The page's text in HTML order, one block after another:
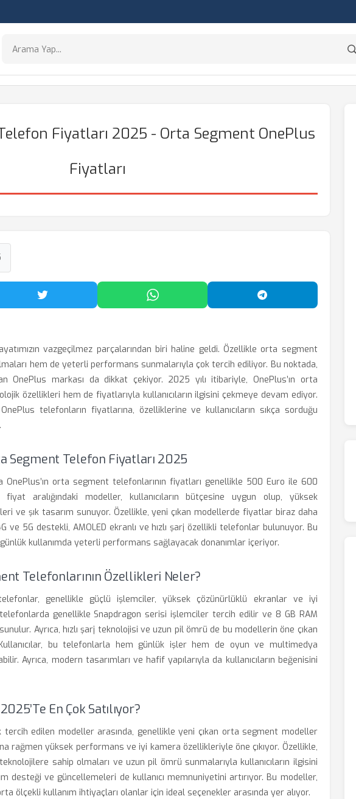
Fiyatları 2025 - Orta Segment OnePlus
Fiyatları
Twitter'da Paylaş WhatsApp'ta Paylaş Telegram'da Paylaş
vazgeçilmez parçalarından biri haline geldi. Özellikle orta segment
hem de yeterli performans sunmalarıyla çok tercih ediliyor. Bu noktada,
OnePlus markası da dikkat çekiyor. 2025 yılı itibariyle, OnePlus’ın orta
özellikleri hem de fiyatlarıyla kullanıcıların ilgisini çekmeye devam ediyor.
telefonların fiyatlarına, özelliklerine ve kullanıcıların sıkça sorduğu
Segment Telefon Fiyatları 2025
OnePlus’ın orta segment telefonlarının fiyatları genellikle 500 Euro ile 600
aralığındaki modeller, kullanıcıların bütçesine uygun olup, yüksek
ve şık tasarım sunuyor. Özellikle, yeni çıkan modellerde fiyatlar biraz daha
ve 5G destekli, AMOLED ekranlı ve hızlı şarj özellikli telefonlar bulunuyor. Bu
kullanımda yeterli performans sağlayacak donanımlar içeriyor.
Telefonlarının Özellikleri Neler?
genellikle güçlü işlemciler, yüksek çözünürlüklü ekranlar ve iyi
telefonlarda genellikle Snapdragon serisi işlemciler tercih edilir ve 8 GB RAM
Ayrıca, hızlı şarj teknolojisi ve uzun pil ömrü de bu modellerin öne çıkan
bu telefonlarla hem günlük işler hem de oyun ve multimedya
Ayrıca, modern tasarımları ve hafif yapılarıyla da kullanıcıların beğenisini
En Çok Satılıyor?
tercih edilen modeller arasında, genellikle yeni çıkan orta segment modeller
rağmen yüksek performans ve iyi kamera özellikleriyle öne çıkıyor. Özellikle,
sahip olmaları ve uzun pil ömrü sunmalarıyla kullanıcıların ilgisini
desteği ve güncellemeleri de kullanıcı memnuniyetini artırıyor. Bu modeller,
ölçekli kullanım ihtiyaçları olanlar için ideal seçenekler arasında yer alıyor.